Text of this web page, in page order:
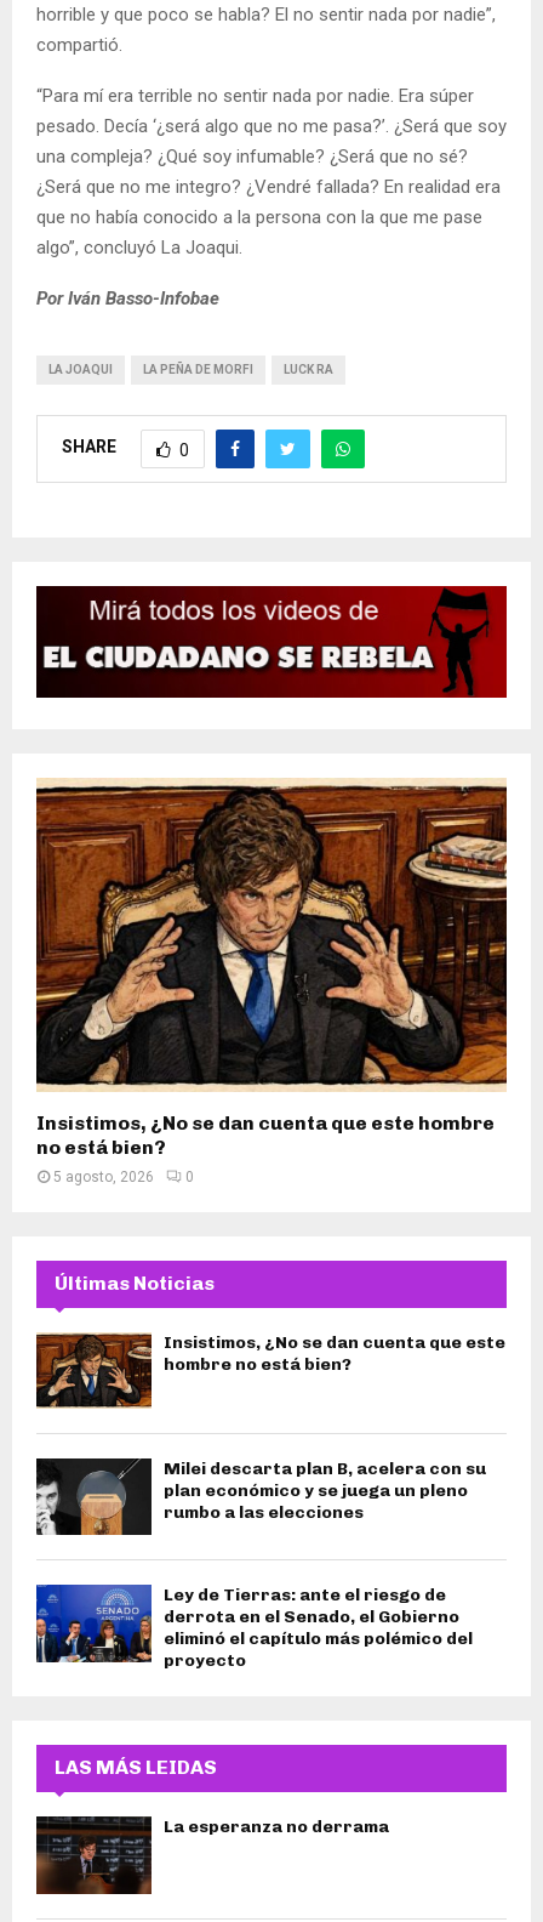
horrible y que poco se habla? El no sentir nada por nadie”,
compartió.
“Para mí era terrible no sentir nada por nadie. Era súper
pesado. Decía ‘¿será algo que no me pasa?’. ¿Será que soy
una compleja? ¿Qué soy infumable? ¿Será que no sé?
¿Será que no me integro? ¿Vendré fallada? En realidad era
que no había conocido a la persona con la que me pase
algo”, concluyó La Joaqui.
Por Iván Basso-Infobae
LA JOAQUI LA PEÑA DE MORFI LUCK RA
SHARE 0
Insistimos, ¿No se dan cuenta que este hombre
no está bien?
5 agosto, 2026 0
Últimas Noticias
Insistimos, ¿No se dan cuenta que este
hombre no está bien?
Milei descarta plan B, acelera con su
plan económico y se juega un pleno
rumbo a las elecciones
Ley de Tierras: ante el riesgo de
derrota en el Senado, el Gobierno
eliminó el capítulo más polémico del
proyecto
LAS MÁS LEIDAS
La esperanza no derrama